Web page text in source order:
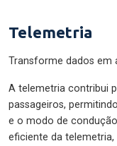
Telemetria
Transforme dados em
A telemetria contribui
passageiros,
e o modo de
eficiente da